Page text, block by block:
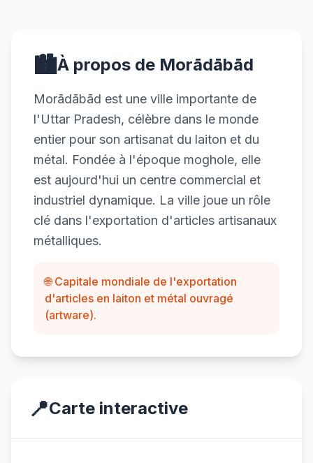
🏙️À propos de Morādābād
Morādābād est une ville importante de
l'Uttar Pradesh, célèbre dans le monde
entier pour son artisanat du laiton et du
métal. Fondée à l'époque moghole, elle
est aujourd'hui un centre commercial et
industriel dynamique. La ville joue un rôle
clé dans l'exportation d'articles artisanaux
métalliques.
🌐 Capitale mondiale de l'exportation
d'articles en laiton et métal ouvragé
(artware).
📍Carte interactive